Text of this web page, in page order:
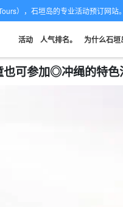
），石垣岛的专业活动预订网站。
活动 人气排名。 为什么石垣
可参加◎冲绳的特